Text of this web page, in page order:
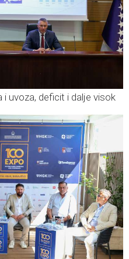
uvoza, deficit i dalje visok